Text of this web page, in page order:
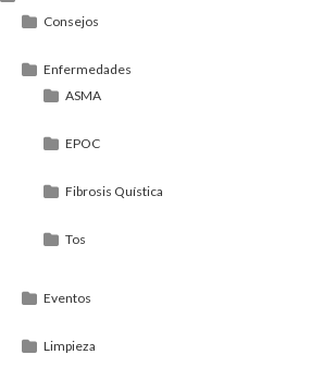
Consejos
Enfermedades
ASMA
EPOC
Fibrosis Quística
Tos
Eventos
Limpieza